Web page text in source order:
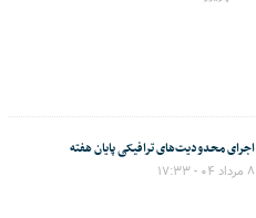
اجرای محدودیت‌های ترافیکی پایان هفته
۸ مرداد ۰۴ - ۱۷:۳۳